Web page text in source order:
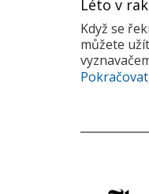
Léto v
Když se
můžete